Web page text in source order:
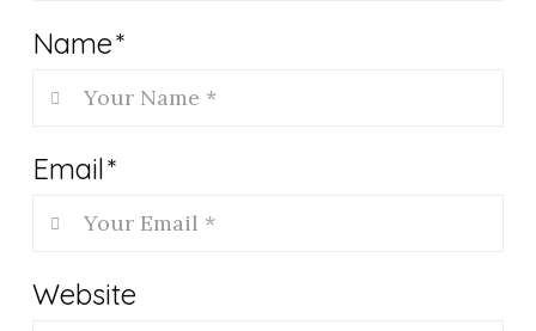
Name*
Email*
Website